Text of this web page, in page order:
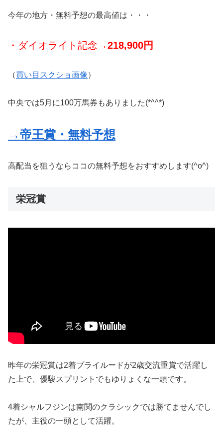
今年の地方・無料予想の最高値は・・・
・ダイオライト記念 →218,900円
（買い目スクショ画像）
中央では5月に100万馬券もありました(*^^*)
→帝王賞・無料予想
高配当を狙うならココの無料予想をおすすめします(^o^)
栄冠賞
昨年の栄冠賞は2着プライルードが2歳交流重賞で活躍し
た上で、優駿スプリントでもゆりょくな一頭です。
4着シャルフジンは南関のクラシックでは勝てませんでし
たが、主役の一頭として活躍。